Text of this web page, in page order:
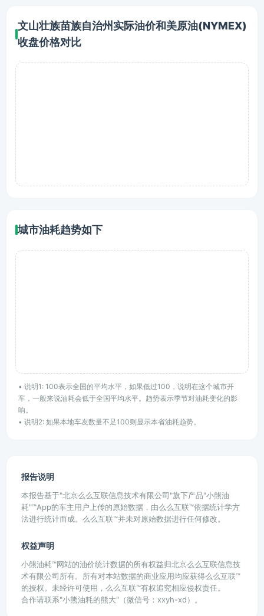
文山壮族苗族自治州实际油价和美原油(NYMEX)
收盘价格对比
城市油耗趋势如下
• 说明1: 100表示全国的平均水平，如果低过100，说明在这个城市开
车，一般来说油耗会低于全国平均水平。趋势表示季节对油耗变化的影
响。
• 说明2: 如果本地车友数量不足100则显示本省油耗趋势。
报告说明
本报告基于"北京么么互联信息技术有限公司"旗下产品"小熊油
耗"™App的车主用户上传的原始数据，由么么互联™依据统计学方
法进行统计而成。么么互联™并未对原始数据进行任何修改。
权益声明
小熊油耗™网站的油价统计数据的所有权益归北京么么互联信息技
术有限公司所有。所有对本站数据的商业应用均应获得么么互联™
的授权。未经许可使用，么么互联™有权追究相应侵权责任。
合作请联系"小熊油耗的熊大"（微信号：xxyh-xd）。